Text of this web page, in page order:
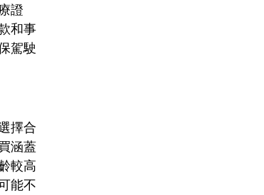
證
和事
駕駛
擇合
涵蓋
較高
能不